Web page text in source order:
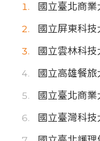
國立臺北商
國立屏東科
國立雲林科
國立高雄餐
國立臺北商
國立臺灣科